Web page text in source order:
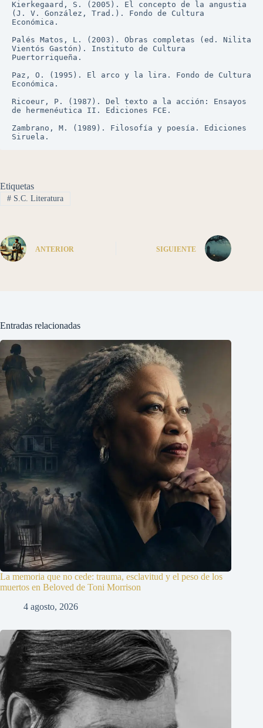
Kierkegaard, S. (2005). El concepto de la angustia
(J. V. González, Trad.). Fondo de Cultura
Económica.
Palés Matos, L. (2003). Obras completas (ed. Nilita
Vientós Gastón). Instituto de Cultura
Puertorriqueña.
Paz, O. (1995). El arco y la lira. Fondo de Cultura
Económica.
Ricoeur, P. (1987). Del texto a la acción: Ensayos
de hermenéutica II. Ediciones FCE.
Zambrano, M. (1989). Filosofía y poesía. Ediciones
Siruela.
Etiquetas
#S.C. Literatura
ANTERIOR SIGUIENTE
Entradas relacionadas
La memoria que no cede: trauma, esclavitud y el peso de los
muertos en Beloved de Toni Morrison
4 agosto, 2026